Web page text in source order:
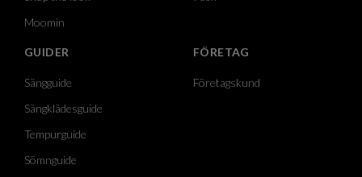
Moomin
GUIDER
Sängguide
Sängklädesguide
Tempurguide
Sömnguide
FÖRETAG
Företagskund